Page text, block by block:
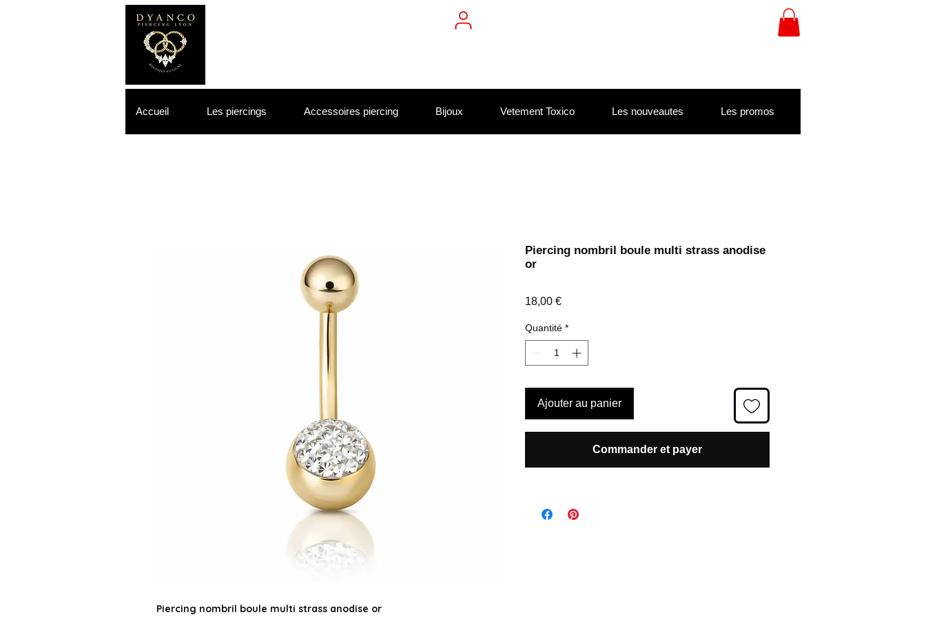
Accueil Les piercings Accessoires piercing Bijoux Vetement Toxico Les nouveautes Les promos
Piercing nombril boule multi strass anodise or
Piercing nombril boule multi strass anodise
or
18,00 €Prix
Quantité *
Ajouter au panier
Commander et payer